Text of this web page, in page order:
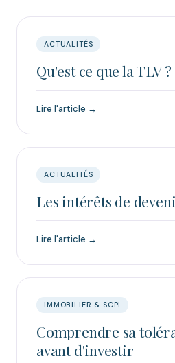
ACTUALITÉS
Qu'est ce que la TLV ?
Lire l'article →
ACTUALITÉS
Les intérêts de
Lire l'article →
IMMOBILIER & SCPI
Comprendre sa
avant d'investir